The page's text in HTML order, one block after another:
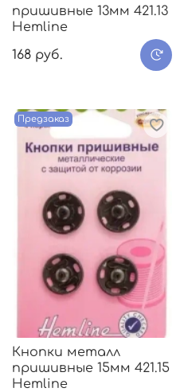
пришивные 13мм 421.13
Hemline
168 руб.
Предзаказ
Кнопки металл
пришивные 15мм 421.15
Hemline